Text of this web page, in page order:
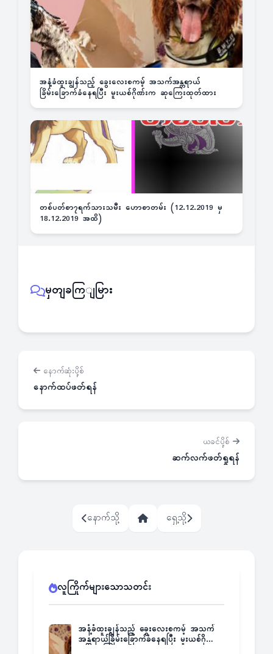
အနံ့ခံထူးချွန်သည့် ခွေးလေးစကမ့် အသက်အန္တရာယ်
ခြိမ်းခြောက်ခံနေရပြီး မူးယစ်ဂိုဏ်းက ဆုကြေးထုတ်ထား
တစ်ပတ်စာ၇ရက်သားသမီး ဟောစာတမ်း (12.12.2019 မှ
18.12.2019 အထိ)
မှတျခကြျမြား
နောက်ဆုံးပို့စ်
နောက်ထပ်ဖတ်ရန်
ယခင်ပို့စ်
ဆက်လက်ဖတ်ရှုရန်
နောက်သို့ ရှေ့သို့
လူကြိုက်များသောသတင်း
အနံ့ခံထူးချွန်သည့် ခွေးလေးစကမ့် အသက်
အန္တရာယ်ခြိမ်းခြောက်ခံနေရပြီး မူးယစ်ဂိုဏ်း